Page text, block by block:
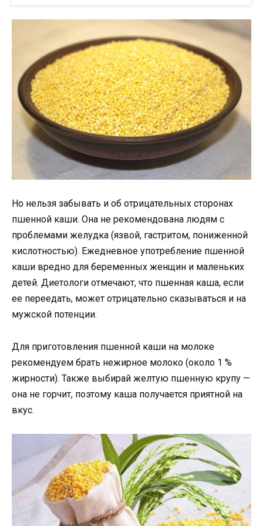
Но нельзя забывать и об отрицательных сторонах
пшенной каши. Она не рекомендована людям с
проблемами желудка (язвой, гастритом, пониженной
кислотностью). Ежедневное употребление пшенной
каши вредно для беременных женщин и маленьких
детей. Диетологи отмечают, что пшенная каша, если
ее переедать, может отрицательно сказываться и на
мужской потенции.
Для приготовления пшенной каши на молоке
рекомендуем брать нежирное молоко (около 1 %
жирности). Также выбирай желтую пшенную крупу —
она не горчит, поэтому каша получается приятной на
вкус.